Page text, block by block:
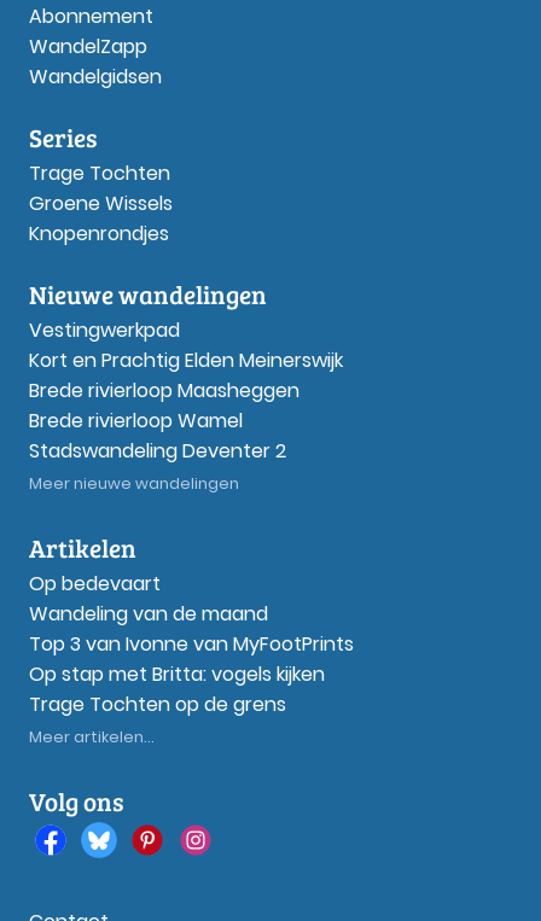
Abonnement
WandelZapp
Wandelgidsen
Series
Trage Tochten
Groene Wissels
Knopenrondjes
Nieuwe wandelingen
Vestingwerkpad
Kort en Prachtig Elden Meinerswijk
Brede rivierloop Maasheggen
Brede rivierloop Wamel
Stadswandeling Deventer 2
Meer nieuwe wandelingen
Artikelen
Op bedevaart
Wandeling van de maand
Top 3 van Ivonne van MyFootPrints
Op stap met Britta: vogels kijken
Trage Tochten op de grens
Meer artikelen...
Volg ons